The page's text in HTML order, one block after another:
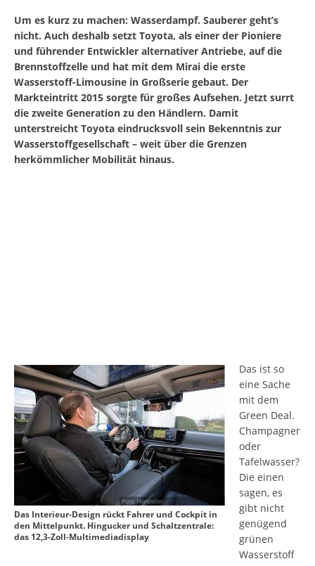
Um es kurz zu machen: Wasserdampf. Sauberer geht’s
nicht. Auch deshalb setzt Toyota, als einer der Pioniere
und führender Entwickler alternativer Antriebe, auf die
Brennstoffzelle und hat mit dem Mirai die erste
Wasserstoff-Limousine in Großserie gebaut. Der
Markteintritt 2015 sorgte für großes Aufsehen. Jetzt surrt
die zweite Generation zu den Händlern. Damit
unterstreicht Toyota eindrucksvoll sein Bekenntnis zur
Wasserstoffgesellschaft – weit über die Grenzen
herkömmlicher Mobilität hinaus.
Das Interieur-Design rückt Fahrer und Cockpit in
den Mittelpunkt. Hingucker und Schaltzentrale:
das 12,3-Zoll-Multimediadisplay
Das ist so
eine Sache
mit dem
Green Deal.
Champagner
oder
Tafelwasser?
Die einen
sagen, es
gibt nicht
genügend
grünen
Wasserstoff